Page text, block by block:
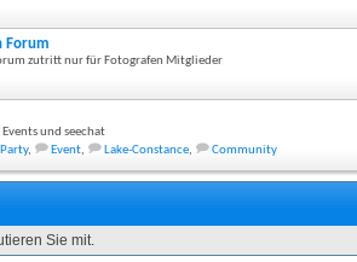
Forum
zutritt nur für Fotografen Mitglieder
und seechat
Party, Event, Lake-Constance, Community
Sie mit.